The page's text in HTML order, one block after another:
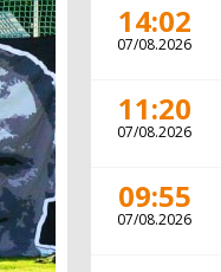
14:02
07/08.2026
11:20
07/08.2026
09:55
07/08.2026